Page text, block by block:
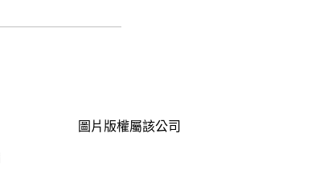
圖片版權屬該公司